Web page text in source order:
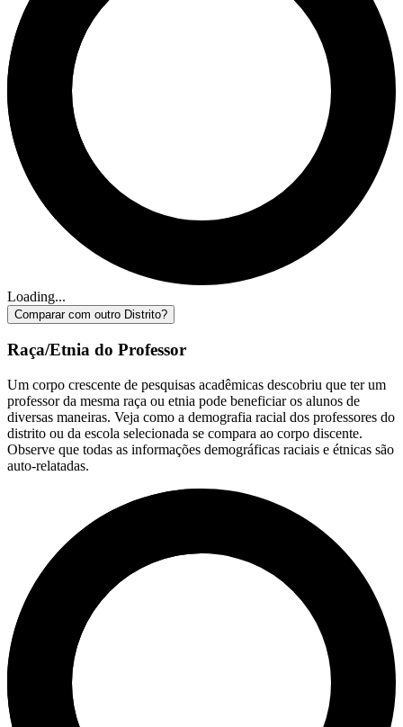
Loading...
Comparar com outro Distrito?
Raça/Etnia do Professor
Um corpo crescente de pesquisas acadêmicas descobriu que ter um
professor da mesma raça ou etnia pode beneficiar os alunos de
diversas maneiras. Veja como a demografia racial dos professores do
distrito ou da escola selecionada se compara ao corpo discente.
Observe que todas as informações demográficas raciais e étnicas são
auto-relatadas.